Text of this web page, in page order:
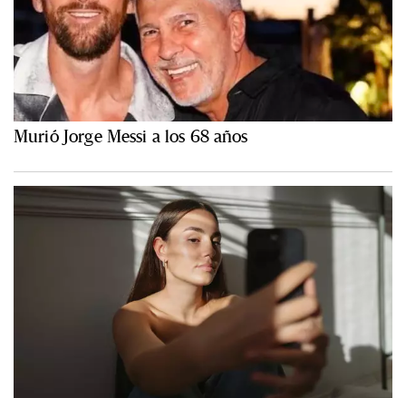
Murió Jorge Messi a los 68 años